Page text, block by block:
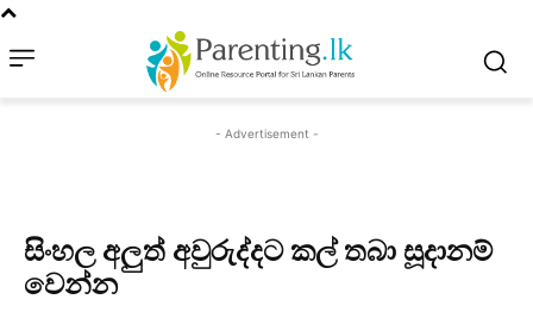
- Advertisement -
සිංහල අලුත් අවුරුද්දට කල් තබා සූදානම්
වෙන්න